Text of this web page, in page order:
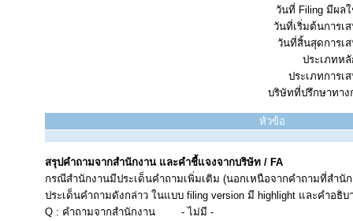
วันที่ Filing มีผล
วันที่เริ่มต้นการเ
วันที่สิ้นสุดการเ
ประเภทห
ประเภทการเ
บริษัทที่ปรึกษาทาง
หัวข้อ
สรุปคำถามจากสำนักงาน และคำชี้แจงจากบริษัท / FA
กรณีสำนักงานมีประเด็นคำถามเพิ่มเติม (นอกเหนือจากคำถามที่สำ
ประเด็นคำถามดังกล่าว ในแบบ filing version มี highlight และคำอธิ
Q : คำถามจากสำนักงาน
- ไม่มี -